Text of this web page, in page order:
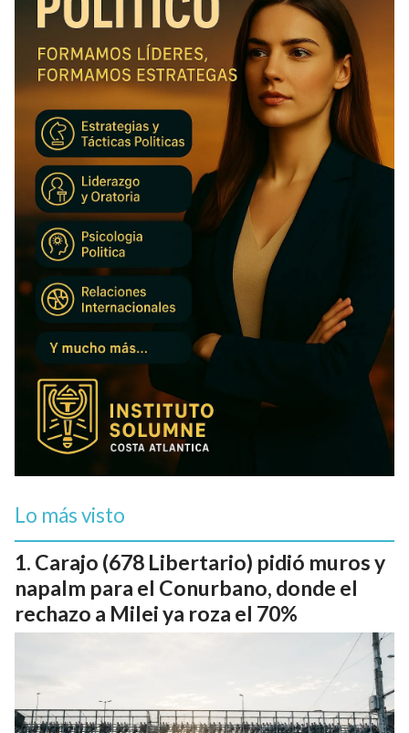
Lo más visto
Carajo (678 Libertario) pidió muros y
napalm para el Conurbano, donde el
rechazo a Milei ya roza el 70%